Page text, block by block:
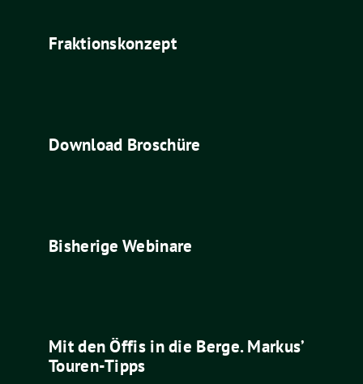
Fraktionskonzept
Download Broschüre
Bisherige Webinare
Mit den Öffis in die Berge. Markus’
Touren-Tipps